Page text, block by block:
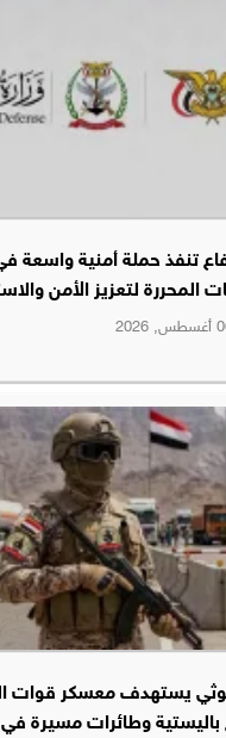
تنفذ حملة أمنية واسعة
المحررة لتعزيز الأمن
يستهدف معسكر قوات
باليستية وطائرات مسيرة